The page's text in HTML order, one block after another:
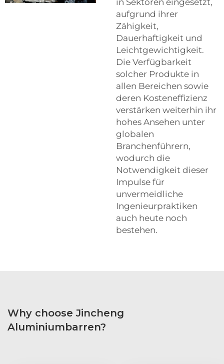
in Sektoren eingesetzt,
aufgrund ihrer
Zähigkeit,
Dauerhaftigkeit und
Leichtgewichtigkeit.
Die Verfügbarkeit
solcher Produkte in
allen Bereichen sowie
deren Kosteneffizienz
verstärken weiterhin ihr
hohes Ansehen unter
globalen
Branchenführern,
wodurch die
Notwendigkeit dieser
Impulse für
unvermeidliche
Ingenieurpraktiken
auch heute noch
bestehen.
Why choose Jincheng
Aluminiumbarren?